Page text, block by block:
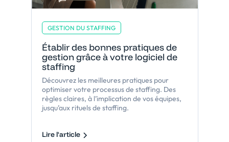
GESTION DU STAFFING
Établir des bonnes pratiques de
gestion grâce à votre logiciel de
staffing
Découvrez les meilleures pratiques pour
optimiser votre processus de staffing. Des
règles claires, à l’implication de vos équipes,
jusqu’aux rituels de staffing.
Lire l'article